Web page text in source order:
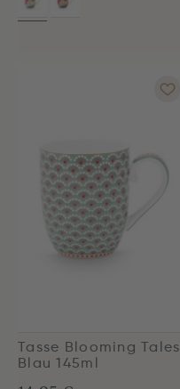
Tasse Blooming Tales
Blau 145ml